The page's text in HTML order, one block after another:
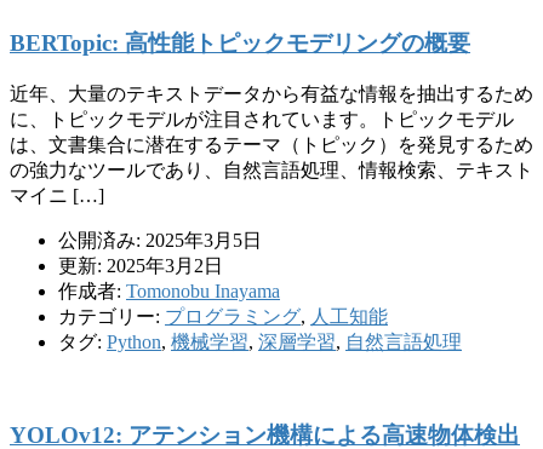
BERTopic: 高性能トピックモデリングの概要
近年、大量のテキストデータから有益な情報を抽出するため
に、トピックモデルが注目されています。トピックモデル
は、文書集合に潜在するテーマ（トピック）を発見するため
の強力なツールであり、自然言語処理、情報検索、テキスト
マイニ […]
公開済み: 2025年3月5日
更新: 2025年3月2日
作成者: Tomonobu Inayama
カテゴリー: プログラミング, 人工知能
タグ: Python, 機械学習, 深層学習, 自然言語処理
YOLOv12: アテンション機構による高速物体検出